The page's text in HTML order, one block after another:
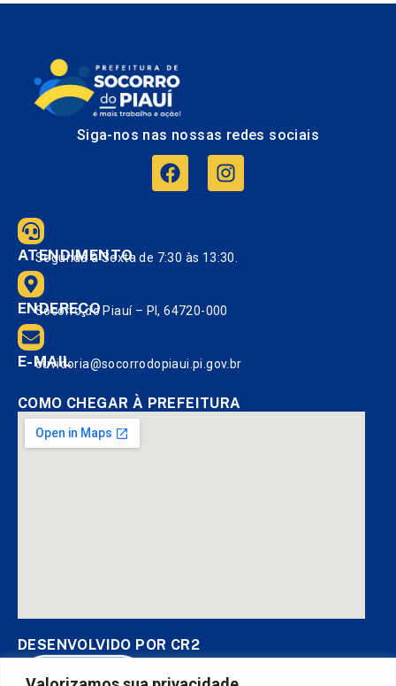
Siga-nos nas nossas redes sociais
ATENDIMENTO
Segunda à Sexta de 7:30 às 13:30.
ENDEREÇO
Socorro do Piauí – PI, 64720-000
E-MAIL
ouvidoria@socorrodopiaui.pi.gov.br
COMO CHEGAR À PREFEITURA
DESENVOLVIDO POR CR2